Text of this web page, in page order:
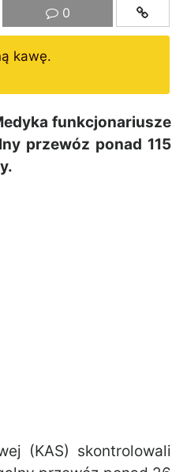
0
kawę.
funkcjonariusze
przewóz ponad 115
(KAS) skontrolowali